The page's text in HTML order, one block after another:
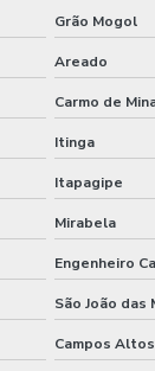
Grão Mogol
Areado
Carmo de
Itinga
Itapagipe
Mirabela
Engenheiro
São João das
Campos Altos